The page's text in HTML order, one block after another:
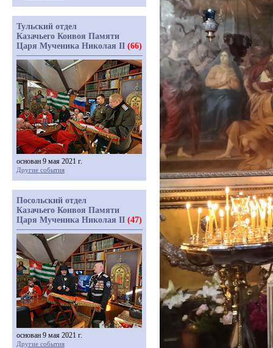
Тульский отдел
Казачьего Конвоя Памяти
Царя Мученика Николая II (66)
основан 9 мая 2021 г.
Другие события
Посольский отдел
Казачьего Конвоя Памяти
Царя Мученика Николая II (47)
основан 9 мая 2021 г.
Другие события